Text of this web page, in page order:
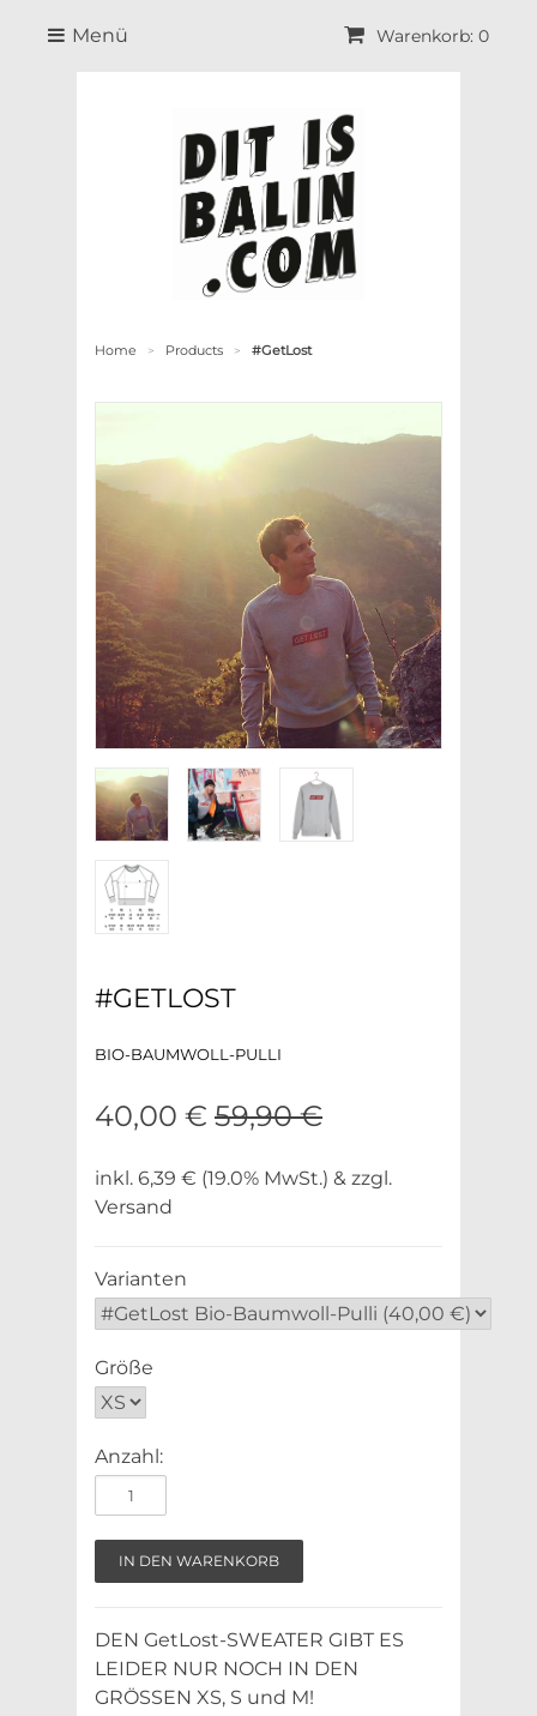
Warenkorb: 0
Menü
Home > Products > #GetLost
#GETLOST
BIO-BAUMWOLL-PULLI
40,00 € 59,90 €
inkl. 6,39 € (19.0% MwSt.) & zzgl.
Versand
Varianten
Größe
Anzahl:
DEN GetLost-SWEATER GIBT ES
LEIDER NUR NOCH IN DEN
GRÖSSEN XS, S und M!